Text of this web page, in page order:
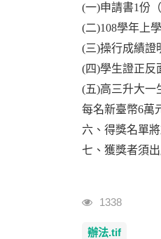
(一)申請書1份
(二)108學年上
(三)操行成績證
(四)學生證正反
(五)高三升大一
每名新臺幣6萬
六、得獎名單
七、獲獎者須
瀏覽人次
1338
辦法.tif